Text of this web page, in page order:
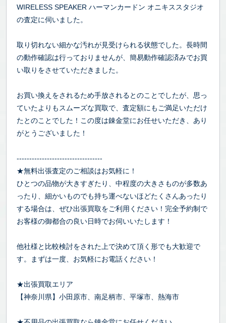
WIRELESS SPEAKER ハーマンカードン オニキススタジオ
の査定に伺いました。
取り切れない細かな汚れが見受けられる状態でした。長時間
の動作確認は行っておりませんが、簡易動作確認済みでお買
い取りをさせていただきました。
お買い換えをされるため手放されるとのことでしたが、思っ
ていたよりもスムーズな買取で、査定額にもご満足いただけ
たとのことでした！この度は錬金堂にお任せいただき、あり
がとうございました！
----------------------------------
★無料出張査定のご相談はお気軽に！
ひとつの品物が大きすぎたり、中程度の大きさものが多数あ
ったり、細かいものでも持ち運べないほどたくさんあったり
する場合は、ぜひ出張買取をご利用ください！完全予約制で
お客様の御都合の良い日時でお伺いいたします！
他社様と比較検討をされた上で決めて頂く形でも大歓迎で
す。まずは一度、お気軽にお電話ください！
★出張買取エリア
【神奈川県】小田原市、南足柄市、平塚市、熱海市